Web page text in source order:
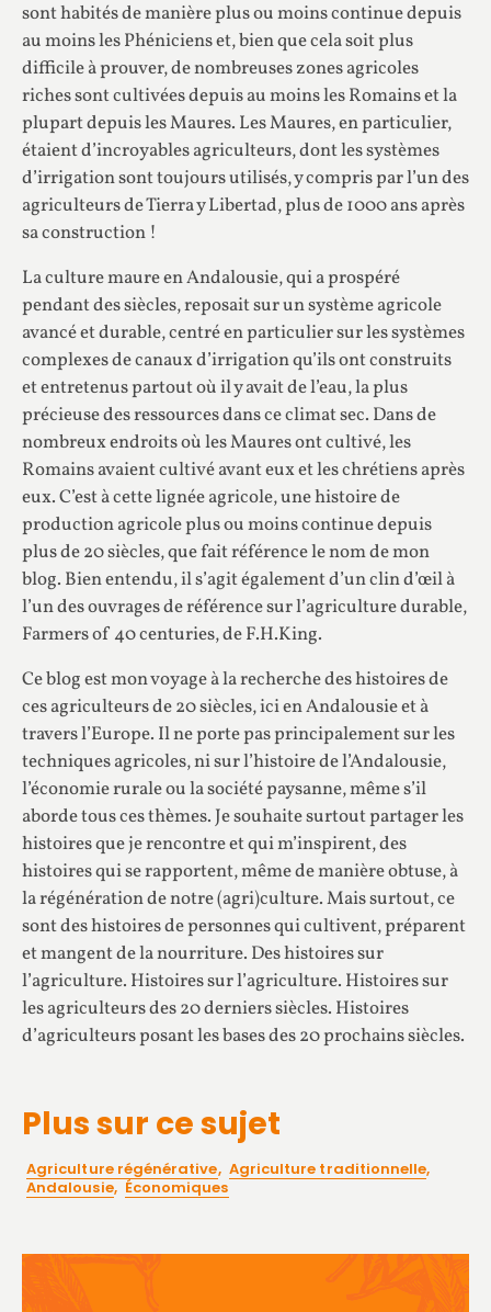
sont habités de manière plus ou moins continue depuis
au moins les Phéniciens et, bien que cela soit plus
difficile à prouver, de nombreuses zones agricoles
riches sont cultivées depuis au moins les Romains et la
plupart depuis les Maures. Les Maures, en particulier,
étaient d’incroyables agriculteurs, dont les systèmes
d’irrigation sont toujours utilisés, y compris par l’un des
agriculteurs de Tierra y Libertad, plus de 1000 ans après
sa construction !
La culture maure en Andalousie, qui a prospéré
pendant des siècles, reposait sur un système agricole
avancé et durable, centré en particulier sur les systèmes
complexes de canaux d’irrigation qu’ils ont construits
et entretenus partout où il y avait de l’eau, la plus
précieuse des ressources dans ce climat sec. Dans de
nombreux endroits où les Maures ont cultivé, les
Romains avaient cultivé avant eux et les chrétiens après
eux. C’est à cette lignée agricole, une histoire de
production agricole plus ou moins continue depuis
plus de 20 siècles, que fait référence le nom de mon
blog. Bien entendu, il s’agit également d’un clin d’œil à
l’un des ouvrages de référence sur l’agriculture durable,
Farmers of 40 centuries, de F.H.King.
Ce blog est mon voyage à la recherche des histoires de
ces agriculteurs de 20 siècles, ici en Andalousie et à
travers l’Europe. Il ne porte pas principalement sur les
techniques agricoles, ni sur l’histoire de l’Andalousie,
l’économie rurale ou la société paysanne, même s’il
aborde tous ces thèmes. Je souhaite surtout partager les
histoires que je rencontre et qui m’inspirent, des
histoires qui se rapportent, même de manière obtuse, à
la régénération de notre (agri)culture. Mais surtout, ce
sont des histoires de personnes qui cultivent, préparent
et mangent de la nourriture. Des histoires sur
l’agriculture. Histoires sur l’agriculture. Histoires sur
les agriculteurs des 20 derniers siècles. Histoires
d’agriculteurs posant les bases des 20 prochains siècles.
Plus sur ce sujet
Agriculture régénérative, Agriculture traditionnelle,
Andalousie, Économiques